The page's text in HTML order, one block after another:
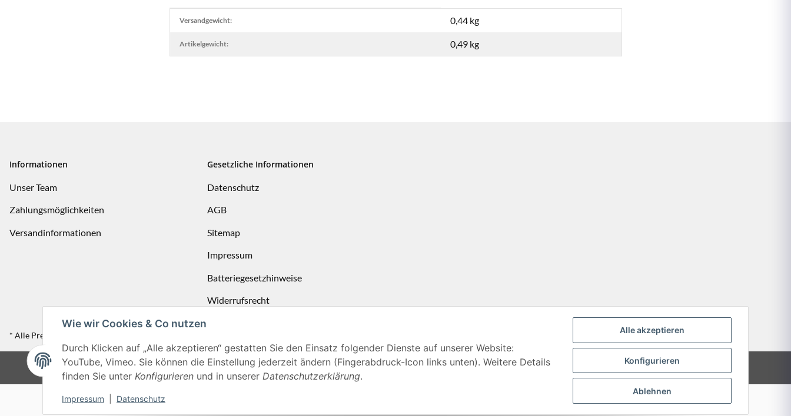
Alle akzeptieren
Konfigurieren
Ablehnen
Wie wir Cookies & Co nutzen
Durch Klicken auf „Alle akzeptieren“ gestatten Sie den Einsatz folgender Dienste auf unserer Website:
YouTube, Vimeo. Sie können die Einstellung jederzeit ändern (Fingerabdruck-Icon links unten). Weitere Details
finden Sie unter Konfigurieren und in unserer Datenschutzerklärung.
Impressum Datenschutz
Produkteigenschaft
Wert
Versandgewicht: 0,44 kg
Artikelgewicht: 0,49 kg
Informationen
Unser Team
Zahlungsmöglichkeiten
Versandinformationen
Gesetzliche Informationen
Datenschutz
AGB
Sitemap
Impressum
Batteriegesetzhinweise
Widerrufsrecht
* Alle Preise inkl. gesetzlicher USt., zzgl.
© © VMS Verkehrswacht Medien und Service GmbH